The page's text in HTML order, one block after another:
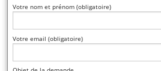
Votre nom et prénom (obligatoire)
Votre email (obligatoire)